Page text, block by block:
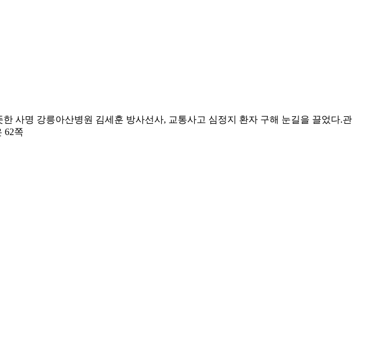
사명 강릉아산병원 김세훈 방사선사, 교통사고 심정지 환자 구해 눈길을 끌었다.관
62쪽